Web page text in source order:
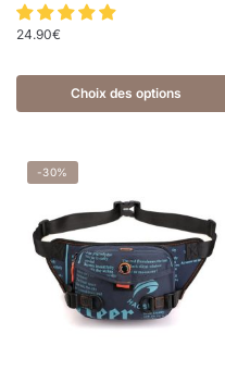
24.90€
Choix des options
-30%